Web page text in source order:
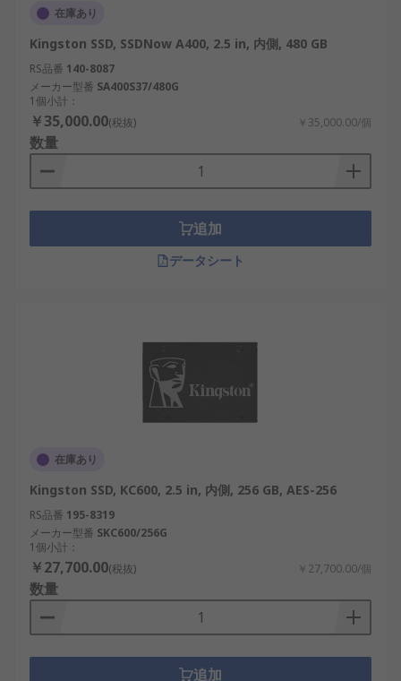
在庫あり
Kingston SSD, SSDNow A400, 2.5 in, 内側, 480 GB
RS品番 140-8087
メーカー型番 SA400S37/480G
1個小計：
￥35,000.00(税抜) ￥35,000.00/個
数量
追加
データシート
在庫あり
Kingston SSD, KC600, 2.5 in, 内側, 256 GB, AES-256
RS品番 195-8319
メーカー型番 SKC600/256G
1個小計：
￥27,700.00(税抜) ￥27,700.00/個
数量
追加